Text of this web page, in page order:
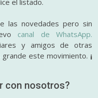
las novedades pero sin
canal de WhatsApp.
y amigos de otras
grande este movimiento. ¡
con nosotros?